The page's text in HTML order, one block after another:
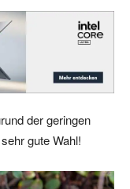
der geringen
gute Wahl!